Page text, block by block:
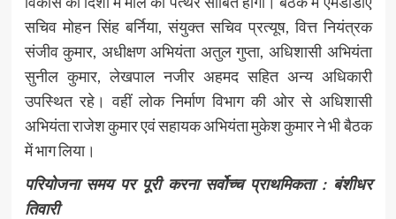
सचिव मोहन सिंह बर्निया, संयुक्त सचिव प्रत्यूष, वित्त नियंत्रक
संजीव कुमार, अधीक्षण अभियंता अतुल गुप्ता, अधिशासी अभियंता
सुनील कुमार, लेखपाल नजीर अहमद सहित अन्य अधिकारी
उपस्थित रहे। वहीं लोक निर्माण विभाग की ओर से अधिशासी
अभियंता राजेश कुमार एवं सहायक अभियंता मुकेश कुमार ने भी बैठक
में भाग लिया।
परियोजना समय पर पूरी करना सर्वोच्च प्राथमिकता : बंशीधर
तिवारी